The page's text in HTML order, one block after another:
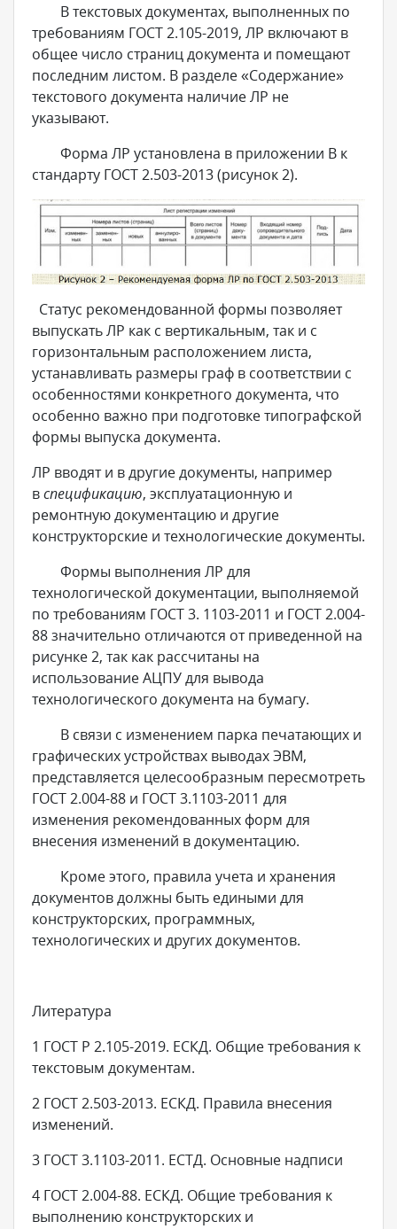
В текстовых документах, выполненных по
требованиям ГОСТ 2.105-2019, ЛР включают в
общее число страниц документа и помещают
последним листом. В разделе «Содержание»
текстового документа наличие ЛР не
указывают.
Форма ЛР установлена в приложении В к
стандарту ГОСТ 2.503-2013 (рисунок 2).
Статус рекомендованной формы позволяет
выпускать ЛР как с вертикальным, так и с
горизонтальным расположением листа,
устанавливать размеры граф в соответствии с
особенностями конкретного документа, что
особенно важно при подготовке типографской
формы выпуска документа.
ЛР вводят и в другие документы, например
вспецификацию, эксплуатационную и
ремонтную документацию и другие
конструкторские и технологические документы.
Формы выполнения ЛР для
технологической документации, выполняемой
по требованиям ГОСТ 3. 1103-2011 и ГОСТ 2.004-
88 значительно отличаются от приведенной на
рисунке 2, так как рассчитаны на
использование АЦПУ для вывода
технологического документа на бумагу.
В связи с изменением парка печатающих и
графических устройствах выводах ЭВМ,
представляется целесообразным пересмотреть
ГОСТ 2.004-88 и ГОСТ 3.1103-2011 для
изменения рекомендованных форм для
внесения изменений в документацию.
Кроме этого, правила учета и хранения
документов должны быть едиными для
конструкторских, программных,
технологических и других документов.
Литература
1 ГОСТ Р 2.105-2019. ЕСКД. Общие требования к
текстовым документам.
2 ГОСТ 2.503-2013. ЕСКД. Правила внесения
изменений.
3 ГОСТ 3.1103-2011. ЕСТД. Основные надписи
4 ГОСТ 2.004-88. ЕСКД. Общие требования к
выполнению конструкторских и